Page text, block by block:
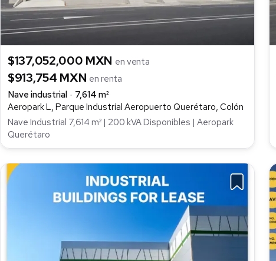
$137,052,000 MXN en venta
$913,754 MXN en renta
Nave industrial
7,614 m²
Aeropark L, Parque Industrial Aeropuerto Querétaro, Colón
Nave Industrial 7,614 m² | 200 kVA Disponibles | Aeropark
Querétaro